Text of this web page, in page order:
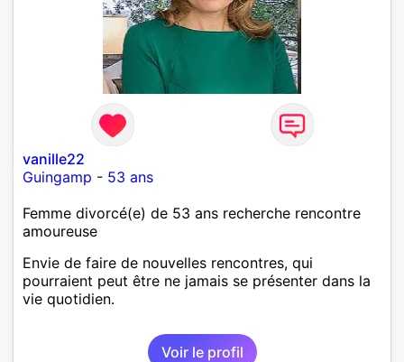
vanille22
Guingamp - 53 ans
Femme divorcé(e) de 53 ans recherche rencontre
amoureuse
Envie de faire de nouvelles rencontres, qui
pourraient peut être ne jamais se présenter dans la
vie quotidien.
Voir le profil